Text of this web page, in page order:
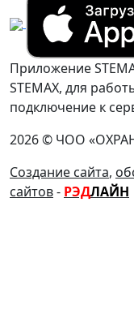
Приложение
STEMAX, для
подключение к
2026 © ЧОО
Создание сайта,
сайтов- РЭДЛАЙН